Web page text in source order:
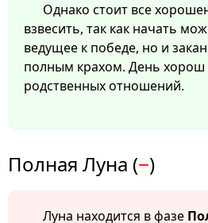
Однако стоит все
взвесить, так как начать
ведущее к победе, но и
полным крахом. День хорош
родственных отношений.
Полная Луна (−)
Луна находится в фазе